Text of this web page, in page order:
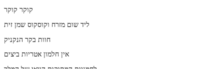
קוקר קוקר
ליד שום מזרח וקוסקוס שמן זית
חוות בקר הנקניק
אין חלמון אטריות ביצים